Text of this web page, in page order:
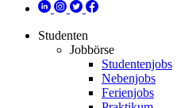
Studenten
Jobbörse
Studentenjobs
Nebenjobs
Ferienjobs